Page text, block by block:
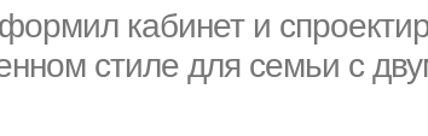
кабинет и
стиле для семьи с